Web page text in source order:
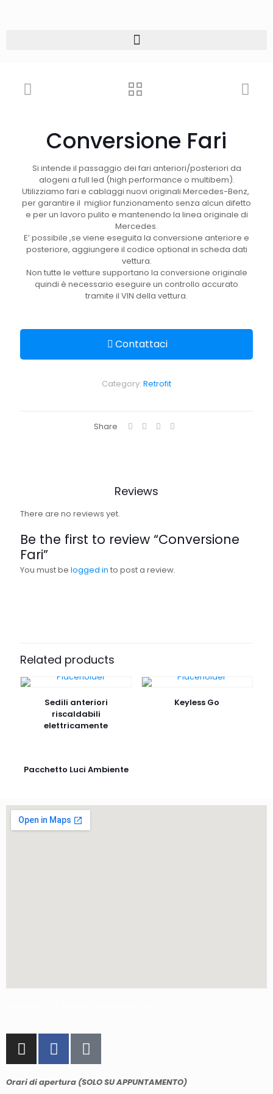
Conversione Fari
Si intende il passaggio dei fari anteriori/posteriori da
alogeni a full led (high performance o multibem).
Utilizziamo fari e cablaggi nuovi originali Mercedes-Benz,
per garantire il miglior funzionamento senza alcun difetto
e per un lavoro pulito e mantenendo la linea originale di
Mercedes.
E’ possibile ,se viene eseguita la conversione anteriore e
posteriore, aggiungere il codice optional in scheda dati
vettura.
Non tutte le vetture supportano la conversione originale
quindi è necessario eseguire un controllo accurato
tramite il VIN della vettura.
Contattaci
Category: Retrofit
Share
Reviews
There are no reviews yet.
Be the first to review “Conversione
Fari”
You must be logged in to post a review.
Related products
Sedili anteriori
riscaldabili
elettricamente
Keyless Go
Pacchetto Luci Ambiente
Orari di apertura (SOLO SU APPUNTAMENTO)